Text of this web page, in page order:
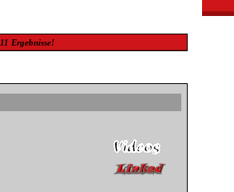
11 Ergebnisse!